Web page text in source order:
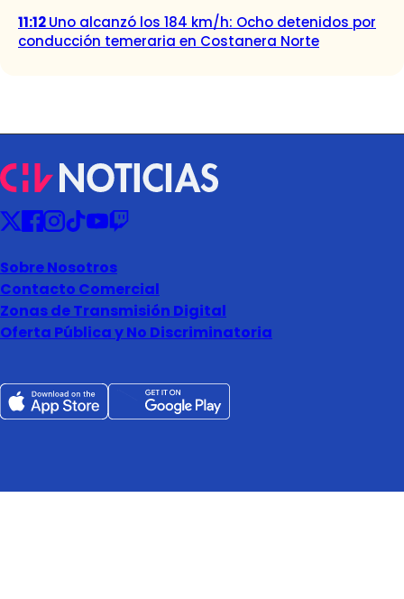
11:12Uno alcanzó los 184 km/h: Ocho detenidos por
conducción temeraria en Costanera Norte
Sobre Nosotros
Contacto Comercial
Zonas de Transmisión Digital
Oferta Pública y No Discriminatoria